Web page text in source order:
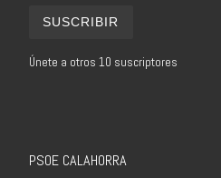
SUSCRIBIR
Únete a otros 10 suscriptores
PSOE CALAHORRA